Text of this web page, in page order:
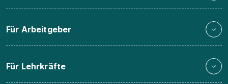
Für Arbeitgeber
Für Lehrkräfte